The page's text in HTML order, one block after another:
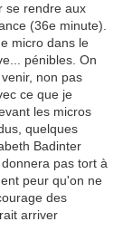
se rendre aux
(36e minute).
micro dans le
pénibles. On
non pas
ce que je
les micros
quelques
Badinter
pas tort à
peur qu'on ne
des
arriver